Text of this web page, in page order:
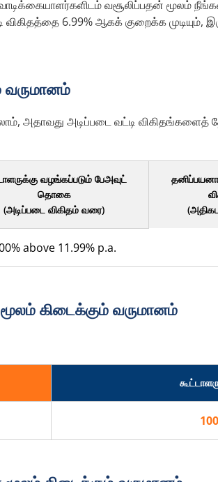
வசூலிப்பதன் மூலம்
6.99% ஆகக் குறைக்க முடியும்,
வருமானம்
அதாவது அடிப்படை வட்டி விகிதங்களைத்
வழங்கப்படும் பேஅவுட்
தொகை
(அடிப்படை விகிதம் வரை)
above 11.99% p.a.
கிடைக்கும் வருமானம்